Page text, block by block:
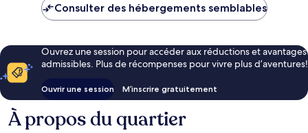
Consulter des hébergements semblables
Ouvrez une session pour accéder aux réductions et avantages
admissibles. Plus de récompenses pour vivre plus d’aventures!
Ouvrir une session M’inscrire gratuitement
À propos du quartier